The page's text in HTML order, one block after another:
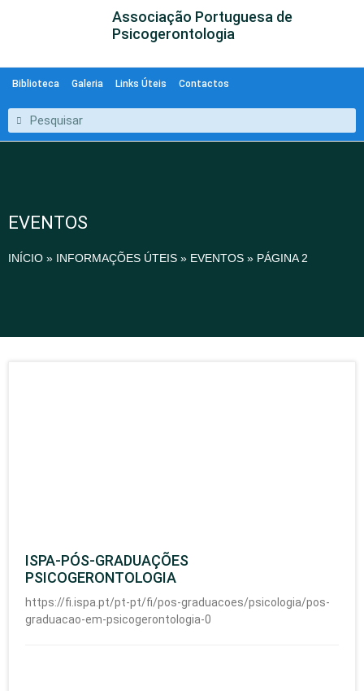
Associação Portuguesa de
Psicogerontologia
Biblioteca Galeria Links Úteis Contactos
EVENTOS
INÍCIO » INFORMAÇÕES ÚTEIS » EVENTOS » PÁGINA 2
ISPA-PÓS-GRADUAÇÕES
PSICOGERONTOLOGIA
https://fi.ispa.pt/pt-pt/fi/pos-graduacoes/psicologia/pos-
graduacao-em-psicogerontologia-0